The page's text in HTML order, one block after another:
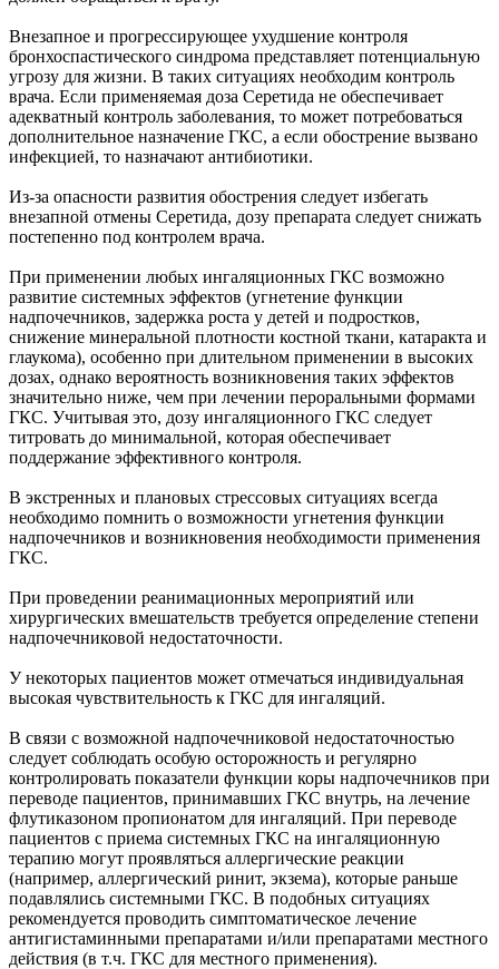
Внезапное и прогрессирующее ухудшение контроля
бронхоспастического синдрома представляет потенциальную
угрозу для жизни. В таких ситуациях необходим контроль
врача. Если применяемая доза Серетида не обеспечивает
адекватный контроль заболевания, то может потребоваться
дополнительное назначение ГКС, а если обострение вызвано
инфекцией, то назначают антибиотики.
Из-за опасности развития обострения следует избегать
внезапной отмены Серетида, дозу препарата следует снижать
постепенно под контролем врача.
При применении любых ингаляционных ГКС возможно
развитие системных эффектов (угнетение функции
надпочечников, задержка роста у детей и подростков,
снижение минеральной плотности костной ткани, катаракта и
глаукома), особенно при длительном применении в высоких
дозах, однако вероятность возникновения таких эффектов
значительно ниже, чем при лечении пероральными формами
ГКС. Учитывая это, дозу ингаляционного ГКС следует
титровать до минимальной, которая обеспечивает
поддержание эффективного контроля.
В экстренных и плановых стрессовых ситуациях всегда
необходимо помнить о возможности угнетения функции
надпочечников и возникновения необходимости применения
ГКС.
При проведении реанимационных мероприятий или
хирургических вмешательств требуется определение степени
надпочечниковой недостаточности.
У некоторых пациентов может отмечаться индивидуальная
высокая чувствительность к ГКС для ингаляций.
В связи с возможной надпочечниковой недостаточностью
следует соблюдать особую осторожность и регулярно
контролировать показатели функции коры надпочечников при
переводе пациентов, принимавших ГКС внутрь, на лечение
флутиказоном пропионатом для ингаляций. При переводе
пациентов с приема системных ГКС на ингаляционную
терапию могут проявляться аллергические реакции
(например, аллергический ринит, экзема), которые раньше
подавлялись системными ГКС. В подобных ситуациях
рекомендуется проводить симптоматическое лечение
антигистаминными препаратами и/или препаратами местного
действия (в т.ч. ГКС для местного применения).